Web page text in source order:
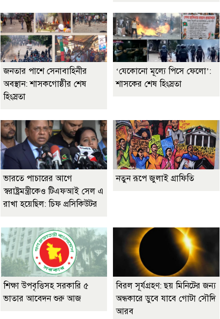
জনতার পাশে সেনাবাহিনীর
অবস্থান: শাসকগোষ্ঠীর শেষ
হিংস্রতা
‘যেকোনো মূল্যে পিসে ফেলো’:
শাসকের শেষ হিংস্রতা
ভারতে পাচারের আগে
স্বরাষ্ট্রমন্ত্রীকেও টিএফআই সেল এ
রাখা হয়েছিল: চিফ প্রসিকিউটর
নতুন রূপে জুলাই গ্রাফিতি
শিক্ষা উপবৃত্তিসহ সরকারি ৫
ভাতার আবেদন শুরু আজ
বিরল সূর্যগ্রহণ: ছয় মিনিটের জন্য
অন্ধকারে ডুবে যাবে গোটা সৌদি
আরব